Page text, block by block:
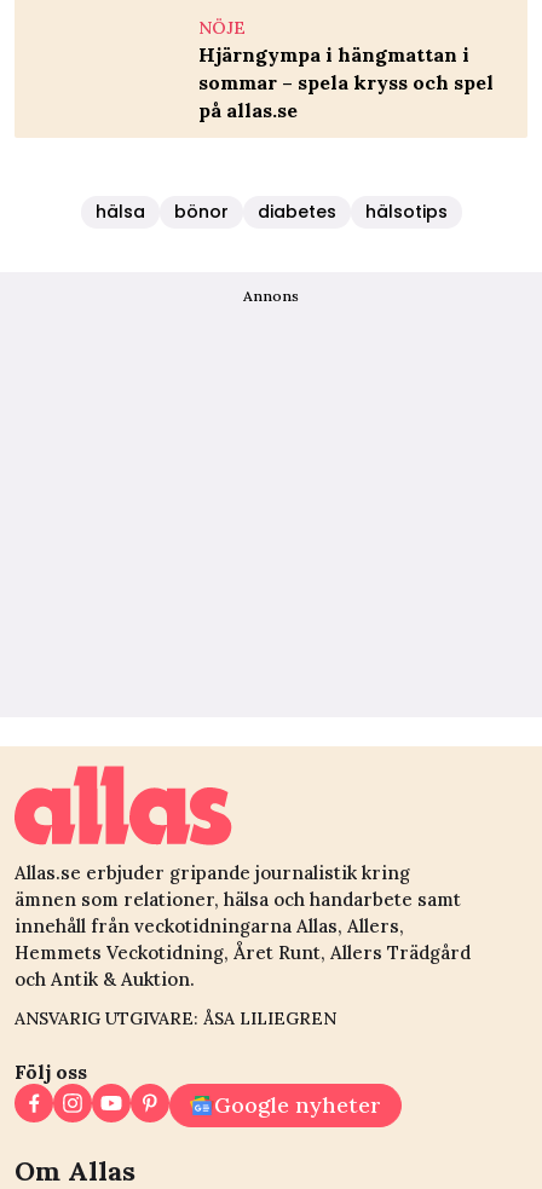
NÖJE
Hjärngympa i hängmattan i
sommar – spela kryss och spel
på allas.se
hälsa bönor diabetes hälsotips
Annons
Allas.se erbjuder gripande journalistik kring
ämnen som relationer, hälsa och handarbete samt
innehåll från veckotidningarna Allas, Allers,
Hemmets Veckotidning, Året Runt, Allers Trädgård
och Antik & Auktion.
ANSVARIG UTGIVARE: ÅSA LILIEGREN
Följ oss
Google nyheter
Om Allas